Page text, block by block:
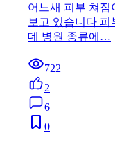
어느새 피부 쳐짐
보고 있습니다
데 병원 종류에…
722
2
6
0